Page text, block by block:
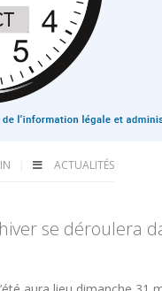
ACTUALITÉS
se déroulera